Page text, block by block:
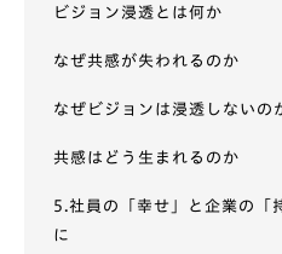
ビジョン浸透とは何か
なぜ共感が失われるのか
なぜビジョンは浸透しないの
共感はどう生まれるのか
5.社員の「幸せ」と企業の「
に